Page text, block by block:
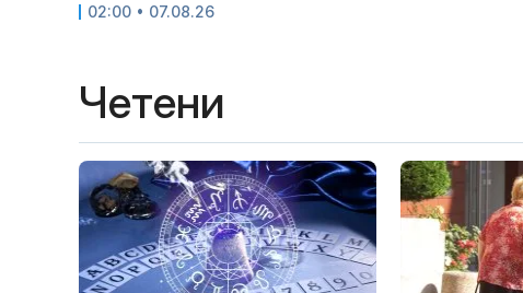
02:00 • 07.08.26
Четени